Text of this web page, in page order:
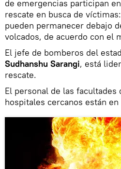
de emergencias participan
rescate en busca de
pueden permanecer debajo
volcados, de acuerdo con el
El jefe de bomberos del
Sudhanshu Sarangi, está
rescate.
El personal de las
hospitales cercanos están en